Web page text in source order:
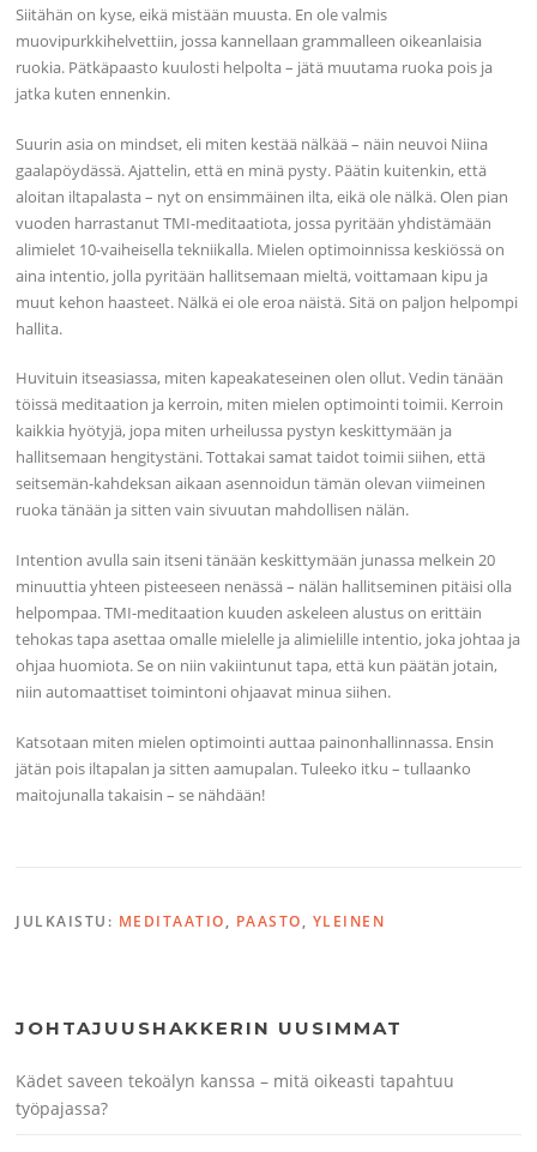
Siitähän on kyse, eikä mistään muusta. En ole valmis
muovipurkkihelvettiin, jossa kannellaan grammalleen oikeanlaisia
ruokia. Pätkäpaasto kuulosti helpolta – jätä muutama ruoka pois ja
jatka kuten ennenkin.
Suurin asia on mindset, eli miten kestää nälkää – näin neuvoi Niina
gaalapöydässä. Ajattelin, että en minä pysty. Päätin kuitenkin, että
aloitan iltapalasta – nyt on ensimmäinen ilta, eikä ole nälkä. Olen pian
vuoden harrastanut TMI-meditaatiota, jossa pyritään yhdistämään
alimielet 10-vaiheisella tekniikalla. Mielen optimoinnissa keskiössä on
aina intentio, jolla pyritään hallitsemaan mieltä, voittamaan kipu ja
muut kehon haasteet. Nälkä ei ole eroa näistä. Sitä on paljon helpompi
hallita.
Huvituin itseasiassa, miten kapeakateseinen olen ollut. Vedin tänään
töissä meditaation ja kerroin, miten mielen optimointi toimii. Kerroin
kaikkia hyötyjä, jopa miten urheilussa pystyn keskittymään ja
hallitsemaan hengitystäni. Tottakai samat taidot toimii siihen, että
seitsemän-kahdeksan aikaan asennoidun tämän olevan viimeinen
ruoka tänään ja sitten vain sivuutan mahdollisen nälän.
Intention avulla sain itseni tänään keskittymään junassa melkein 20
minuuttia yhteen pisteeseen nenässä – nälän hallitseminen pitäisi olla
helpompaa. TMI-meditaation kuuden askeleen alustus on erittäin
tehokas tapa asettaa omalle mielelle ja alimielille intentio, joka johtaa ja
ohjaa huomiota. Se on niin vakiintunut tapa, että kun päätän jotain,
niin automaattiset toimintoni ohjaavat minua siihen.
Katsotaan miten mielen optimointi auttaa painonhallinnassa. Ensin
jätän pois iltapalan ja sitten aamupalan. Tuleeko itku – tullaanko
maitojunalla takaisin – se nähdään!
JULKAISTU: MEDITAATIO, PAASTO, YLEINEN
JOHTAJUUSHAKKERIN UUSIMMAT
Kädet saveen tekoälyn kanssa – mitä oikeasti tapahtuu
työpajassa?